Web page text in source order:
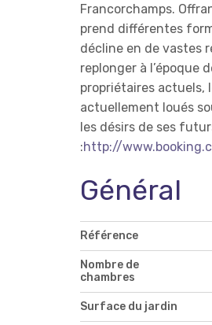
Francorchamps.
prend différentes
décline en de vastes
replonger à l’époque
propriétaires actuels,
actuellement loués
les désirs de ses
:http://
Général
Référence
Nombre de
chambres
Surface du jardin